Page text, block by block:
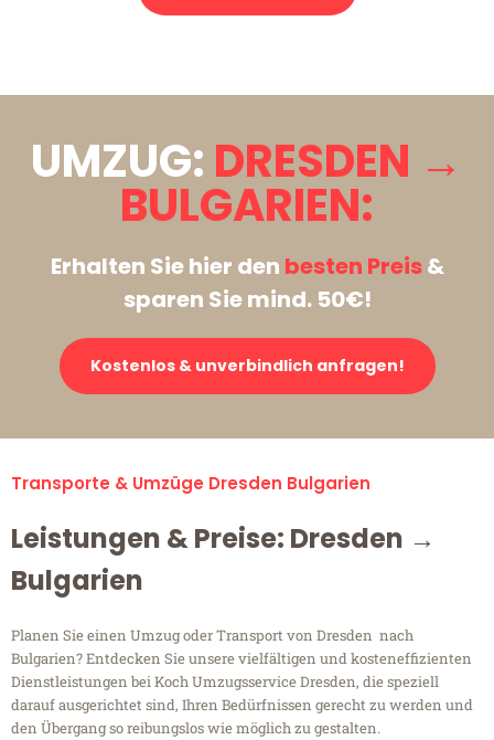
UMZUG: DRESDEN →
BULGARIEN:
Erhalten Sie hier den besten Preis&
sparen Sie mind. 50€!
Kostenlos & unverbindlich anfragen!
Transporte & Umzüge Dresden Bulgarien
Leistungen & Preise: Dresden →
Bulgarien
Planen Sie einen Umzug oder Transport von Dresden nach
Bulgarien? Entdecken Sie unsere vielfältigen und kosteneffizienten
Dienstleistungen bei Koch Umzugsservice Dresden, die speziell
darauf ausgerichtet sind, Ihren Bedürfnissen gerecht zu werden und
den Übergang so reibungslos wie möglich zu gestalten.